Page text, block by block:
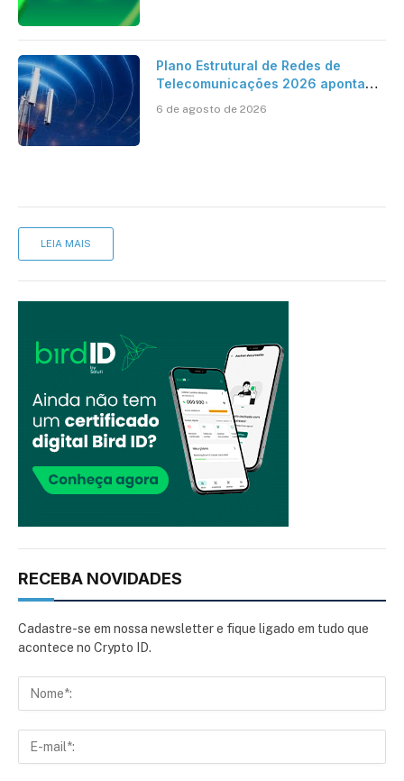
Plano Estrutural de Redes de
Telecomunicações 2026 aponta
mantém desafio
6 de agosto de 2026
LEIA MAIS
RECEBA NOVIDADES
Cadastre-se em nossa newsletter e fique ligado em tudo que
acontece no Crypto ID.